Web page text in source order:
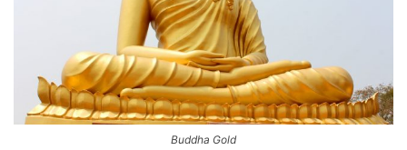
Buddha Gold